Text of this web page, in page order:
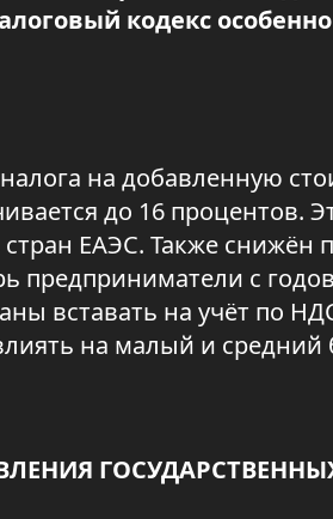
кодекс
на добавленную
до 16 процентов.
ЕАЭС. Также снижён
предприниматели с
вставать на учёт по
на малый и средний